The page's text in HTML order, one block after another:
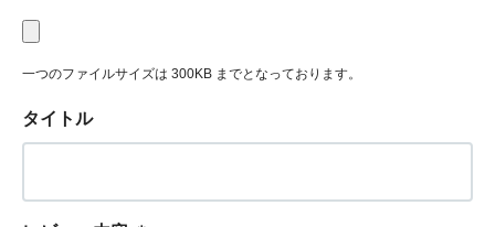
一つのファイルサイズは 300KB までとなっております。
タイトル